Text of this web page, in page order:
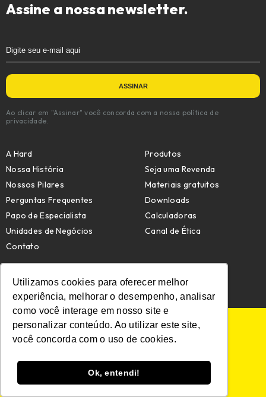
Utilizamos cookies para oferecer melhor
experiência, melhorar o desempenho, analisar
como você interage em nosso site e
personalizar conteúdo. Ao utilizar este site,
você concorda com o uso de cookies.
Ok, entendi!
Assine a nossa newsletter.
Ao clicar em "Assinar" você concorda com a nossa política de
privacidade.
A Hard
Nossa História
Nossos Pilares
Perguntas Frequentes
Papo de Especialista
Unidades de Negócios
Contato
Produtos
Seja uma Revenda
Materiais gratuitos
Downloads
Calculadoras
Canal de Ética
Telefone: (47) 4009-7209
POLÍTICA DE PRIVACIDADE
POLÍTICA DE COOKIES
© HARD. TODOS OS DIREITOS RESERVADOS.